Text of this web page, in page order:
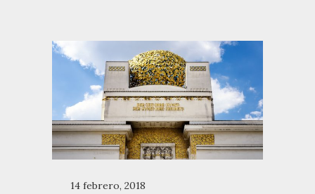
14 febrero, 2018